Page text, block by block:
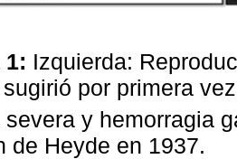
1: Izquierda:
por primera
severa y hemorragia
de Heyde en 1937.